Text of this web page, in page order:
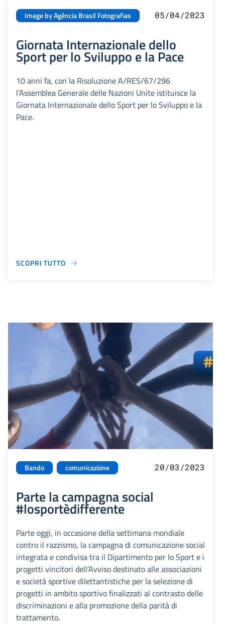
Image by Agência Brasil Fotografias 05/04/2023
Giornata Internazionale dello
Sport per lo Sviluppo e la Pace
10 anni fa, con la Risoluzione A/RES/67/296
l’Assemblea Generale delle Nazioni Unite istituisce la
Giornata Internazionale dello Sport per lo Sviluppo e la
Pace.
SCOPRI TUTTO
Bando comunicazione 20/03/2023
Parte la campagna social
#losportèdifferente
Parte oggi, in occasione della settimana mondiale
contro il razzismo, la campagna di comunicazione social
integrata e condivisa tra il Dipartimento per lo Sport e i
progetti vincitori dell’Avviso destinato alle associazioni
e società sportive dilettantistiche per la selezione di
progetti in ambito sportivo finalizzati al contrasto delle
discriminazioni e alla promozione della parità di
trattamento.